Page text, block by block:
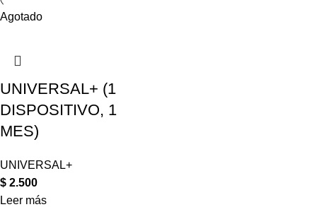
Agotado
UNIVERSAL+ (1
DISPOSITIVO, 1
MES)
UNIVERSAL+
$ 2.500
Leer más